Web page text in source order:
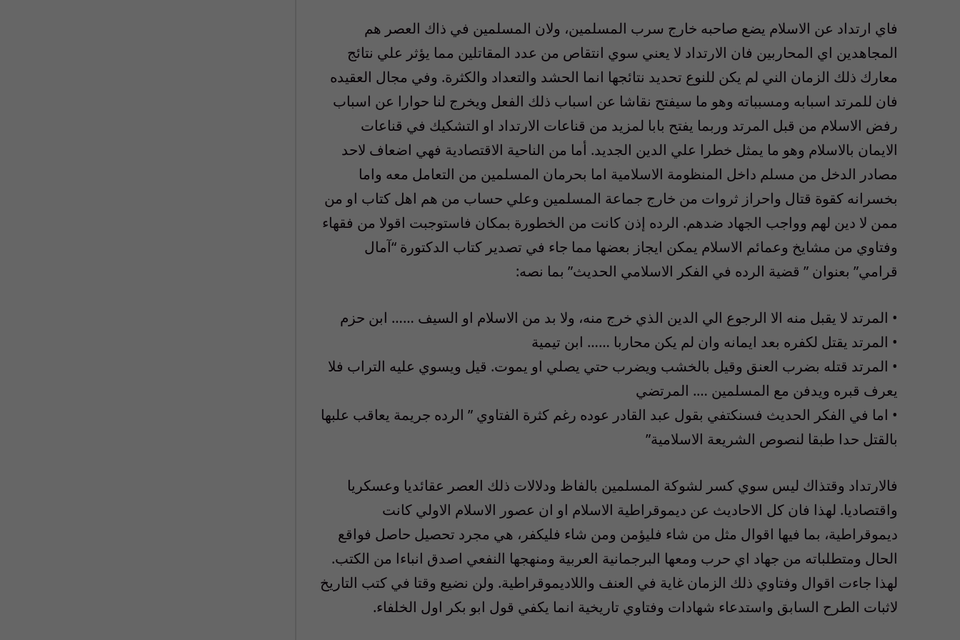
فاي ارتداد عن الاسلام يضع صاحبه خارج سرب المسلمين، ولان المسلمين في ذاك العصر هم
المجاهدين اي المحاربين فان الارتداد لا يعني سوي انتقاص من عدد المقاتلين مما يؤثر علي نتائج
معارك ذلك الزمان الني لم يكن للنوع تحديد نتائجها انما الحشد والتعداد والكثرة. وفي مجال العقيده
فان للمرتد اسبابه ومسبباته وهو ما سيفتح نقاشا عن اسباب ذلك الفعل ويخرج لنا حوارا عن اسباب
رفض الاسلام من قبل المرتد وربما يفتح بابا لمزيد من قناعات الارتداد او التشكيك في قناعات
الايمان بالاسلام وهو ما يمثل خطرا علي الدين الجديد. أما من الناحية الاقتصادية فهي اضعاف لاحد
مصادر الدخل من مسلم داخل المنظومة الاسلامية اما بحرمان المسلمين من التعامل معه واما
بخسرانه كقوة قتال واحراز ثروات من خارج جماعة المسلمين وعلي حساب من هم اهل كتاب او من
ممن لا دين لهم وواجب الجهاد ضدهم. الرده إذن كانت من الخطورة بمكان فاستوجبت اقولا من فقهاء
وفتاوي من مشايخ وعمائم الاسلام يمكن ايجاز بعضها مما جاء في تصدير كتاب الدكتورة “آمال
قرامي” بعنوان ” قضية الرده في الفكر الاسلامي الحديث” بما نصه:
• المرتد لا يقبل منه الا الرجوع الي الدين الذي خرج منه، ولا بد من الاسلام او السيف …… ابن حزم
• المرتد يقتل لكفره بعد ايمانه وان لم يكن محاربا …… ابن تيمية
• المرتد قتله بضرب العنق وقيل بالخشب ويضرب حتي يصلي او يموت. قيل ويسوي عليه التراب فلا
يعرف قبره ويدفن مع المسلمين …. المرتضي
• اما في الفكر الحديث فسنكتفي بقول عبد القادر عوده رغم كثرة الفتاوي ” الرده جريمة يعاقب علبها
بالقتل حدا طبقا لنصوص الشريعة الاسلامية”
فالارتداد وقتذاك ليس سوي كسر لشوكة المسلمين بالفاظ ودلالات ذلك العصر عقائديا وعسكريا
واقتصاديا. لهذا فان كل الاحاديث عن ديموقراطية الاسلام او ان عصور الاسلام الاولي كانت
ديموقراطية، بما فيها اقوال مثل من شاء فليؤمن ومن شاء فليكفر، هي مجرد تحصيل حاصل فواقع
الحال ومتطلباته من جهاد اي حرب ومعها البرجمانية العربية ومنهجها النفعي اصدق انباءا من الكتب.
لهذا جاءت اقوال وفتاوي ذلك الزمان غاية في العنف واللاديموقراطية. ولن نضيع وقتا في كتب التاريخ
لاثبات الطرح السابق واستدعاء شهادات وفتاوي تاريخية انما يكفي قول ابو بكر اول الخلفاء.